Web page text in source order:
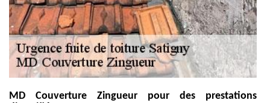
MD Couverture Zingueur pour des prestations